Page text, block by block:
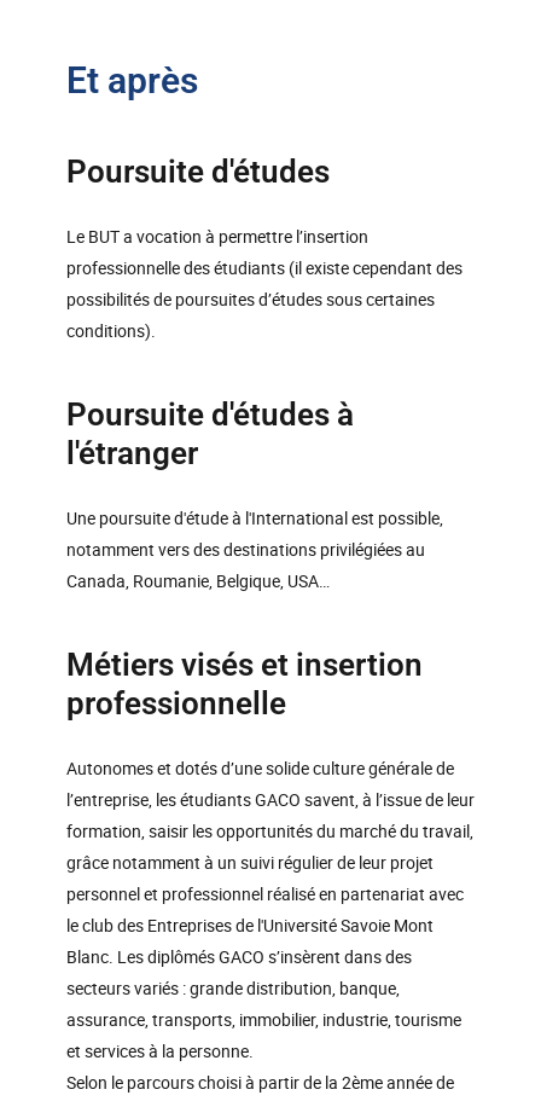
Et après
Poursuite d'études
Le BUT a vocation à permettre l’insertion
professionnelle des étudiants (il existe cependant des
possibilités de poursuites d’études sous certaines
conditions).
Poursuite d'études à
l'étranger
Une poursuite d'étude à l'International est possible,
notamment vers des destinations privilégiées au
Canada, Roumanie, Belgique, USA…
Métiers visés et insertion
professionnelle
Autonomes et dotés d’une solide culture générale de
l’entreprise, les étudiants GACO savent, à l’issue de leur
formation, saisir les opportunités du marché du travail,
grâce notamment à un suivi régulier de leur projet
personnel et professionnel réalisé en partenariat avec
le club des Entreprises de l'Université Savoie Mont
Blanc. Les diplômés GACO s’insèrent dans des
secteurs variés : grande distribution, banque,
assurance, transports, immobilier, industrie, tourisme
et services à la personne.
Selon le parcours choisi à partir de la 2ème année de